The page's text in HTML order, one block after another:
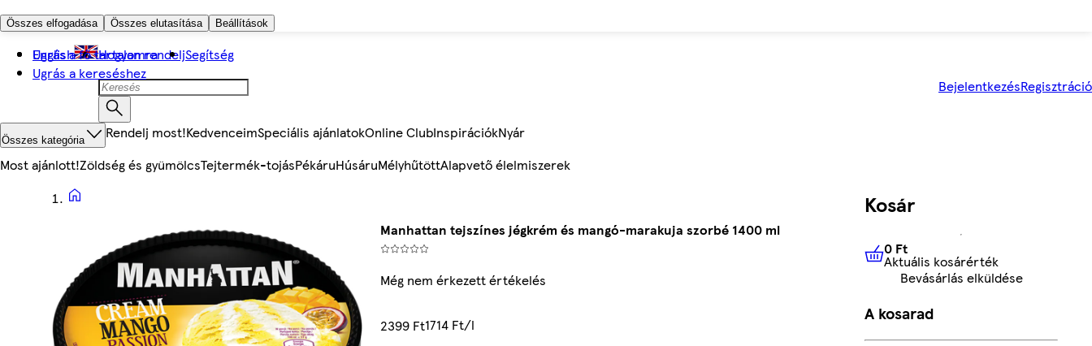
Összes elfogadása Összes elutasítása Beállítások
Ugrás a fő tartalomra
Ugrás a kereséshez
English Hogyan rendeljSegítség
BejelentkezésRegisztráció
Összes kategória Rendelj most!KedvenceimSpeciális ajánlatokOnline ClubInspirációkNyár
Most ajánlott!Zöldség és gyümölcsTejtermék-tojásPékáruHúsáruMélyhűtöttAlapvető élelmiszerek
Manhattan tejszínes jégkrém és mangó-marakuja szorbé 1400 ml
Még nem érkezett értékelés
2399 Ft1714 Ft/l
Kosár
0 FtAktuális kosárérték
0 Ft
Aktuális kosárérték
Bevásárlás elküldése
A kosarad